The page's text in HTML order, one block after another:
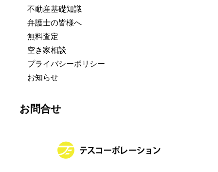
不動産基礎知識
弁護士の皆様へ
無料査定
空き家相談
プライバシーポリシー
お知らせ
お問合せ